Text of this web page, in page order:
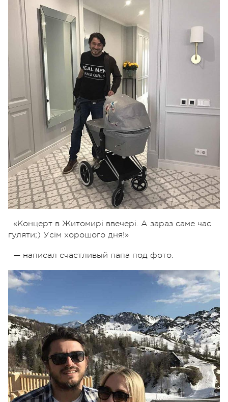
«Концерт в Житомирі ввечері. А зараз саме час
гуляти;) Усім хорошого дня!»
— написал счастливый папа под фото.